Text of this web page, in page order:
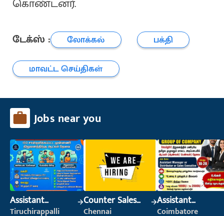
கொண்டனர்.
டேக்ஸ் : லோக்கல்
பக்தி
மாவட்ட செய்திகள்
Jobs near you
Assistant
Manager
Tiruchirappalli
Counter Sales
Executive (Retail
Chennai
Assistant
Manager
Coimbatore